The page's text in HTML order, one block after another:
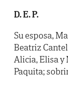
D. E. P.
Su esposa,
Beatriz
Alicia, Elisa y
Paquita;